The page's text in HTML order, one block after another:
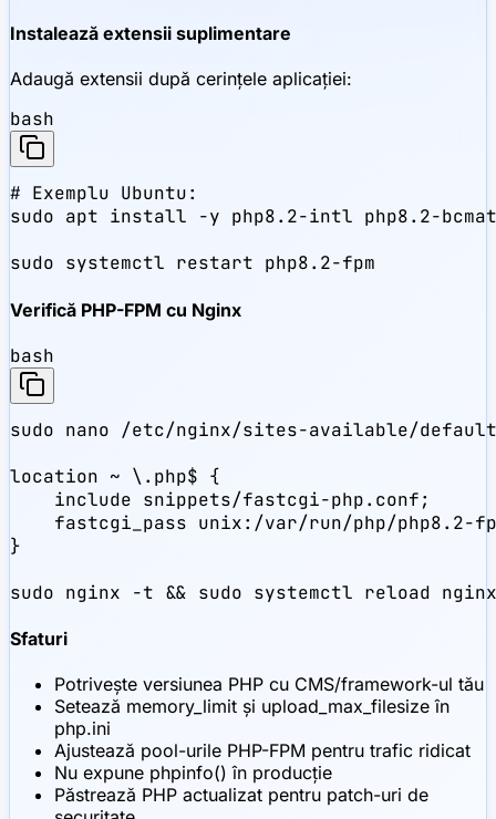
Instalează extensii suplimentare
Adaugă extensii după cerințele aplicației:
bash
# Exemplu Ubuntu:
sudo apt install -y php8.2-intl php8.2-
sudo systemctl restart php8.2-fpm
Verifică PHP-FPM cu Nginx
bash
sudo nano /etc/nginx/sites-available/default
location ~ \.php$ {
    include snippets/fastcgi-php.conf;
fastcgi_pass unix:/var/run/php/php8.2-
}
sudo nginx -t && sudo systemctl reload nginx
Sfaturi
Potrivește versiunea PHP cu CMS/framework-ul tău
Setează memory_limit și upload_max_filesize în
php.ini
Ajustează pool-urile PHP-FPM pentru trafic ridicat
Nu expune phpinfo() în producție
Păstrează PHP actualizat pentru patch-uri de